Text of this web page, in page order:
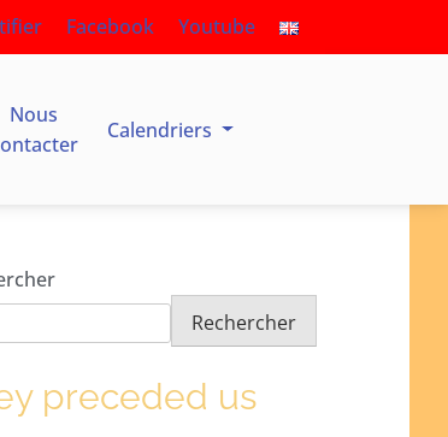
Facebook Youtube
Nous
Calendriers
Rechercher
preceded us